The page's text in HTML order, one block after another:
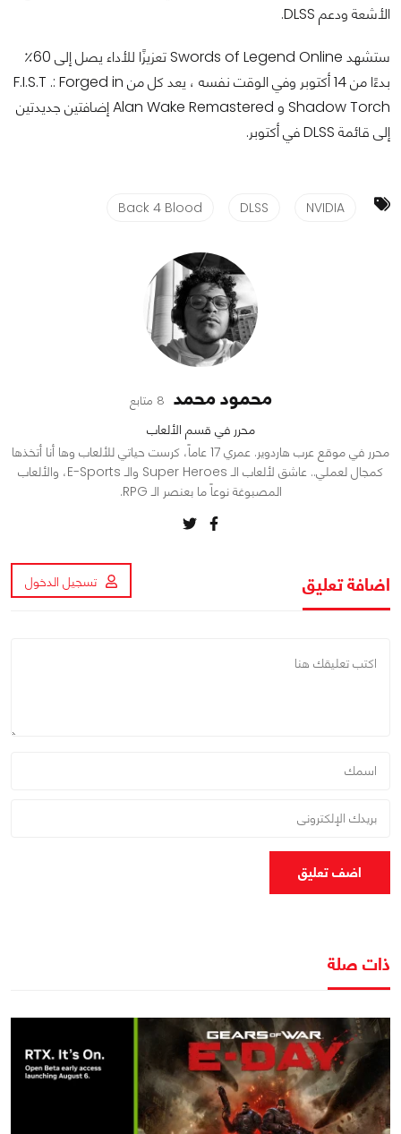
الأشعة ودعم DLSS.
ستشهد Swords of Legend Online تعزيزًا للأداء يصل إلى 60٪
بدءًا من 14 أكتوبر وفي الوقت نفسه ، يعد كل من F.I.S.T .: Forged in
Shadow Torch و Alan Wake Remastered إضافتين جديدتين
إلى قائمة DLSS في أكتوبر.
NVIDIA
DLSS
Back 4 Blood
محمود محمد 8 متابع
محرر في قسم الألعاب
محرر في موقع عرب هاردوير. عمري 17 عاماً، كرست حياتي للألعاب وها أنا أتخذها
كمجال لعملي.. عاشق لألعاب الـ Super Heroes والـ E-Sports، والألعاب
المصبوغة نوعاً ما بعنصر الـ RPG.
اضافة تعليق تسجيل الدخول
اضف تعليق
ذات صلة